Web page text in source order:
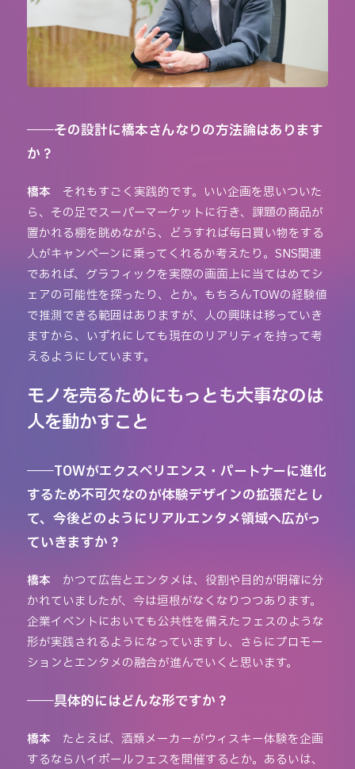
――その設計に橋本さんなりの方法論はあります
か？
橋本
それもすごく実践的です。いい企画を思いついた
ら、その足でスーパーマーケットに行き、課題の商品が
置かれる棚を眺めながら、どうすれば毎日買い物をする
人がキャンペーンに乗ってくれるか考えたり。SNS関連
であれば、グラフィックを実際の画面上に当てはめてシ
ェアの可能性を探ったり、とか。もちろんTOWの経験値
で推測できる範囲はありますが、人の興味は移っていき
ますから、いずれにしても現在のリアリティを持って考
えるようにしています。
モノを売るためにもっとも大事なのは
人を動かすこと
――TOWがエクスペリエンス・パートナーに進化
するため不可欠なのが体験デザインの拡張だとし
て、今後どのようにリアルエンタメ領域へ広がっ
ていきますか？
橋本
かつて広告とエンタメは、役割や目的が明確に分
かれていましたが、今は垣根がなくなりつつあります。
企業イベントにおいても公共性を備えたフェスのような
形が実践されるようになっていますし、さらにプロモー
ションとエンタメの融合が進んでいくと思います。
――具体的にはどんな形ですか？
橋本
たとえば、酒類メーカーがウィスキー体験を企画
するならハイボールフェスを開催するとか。あるいは、